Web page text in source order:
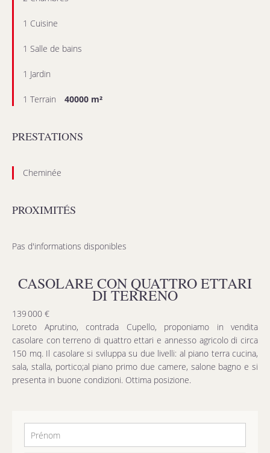
1 Cuisine
1 Salle de bains
1 Jardin
1 Terrain 40000 m²
PRESTATIONS
Cheminée
PROXIMITÉS
Pas d'informations disponibles
CASOLARE CON QUATTRO ETTARI
DI TERRENO
139 000 €
Loreto Aprutino, contrada Cupello, proponiamo in vendita
casolare con terreno di quattro ettari e annesso agricolo di circa
150 mq. Il casolare si sviluppa su due livelli: al piano terra cucina,
sala, stalla, portico;al piano primo due camere, salone bagno e si
presenta in buone condizioni. Ottima posizione.